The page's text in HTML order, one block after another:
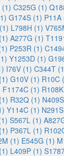
(1) C325G (1)
G174S (1) P11A
L798H (1)
A277G (1)
P253R (1)
Y1253D (1)
I76V (1) C344T
G10V (1) R10C
F1174C (1)
R32Q (1)
Y114C (1)
S567L (1)
P367L (1)
(1) E545G (1)
L409P (1)